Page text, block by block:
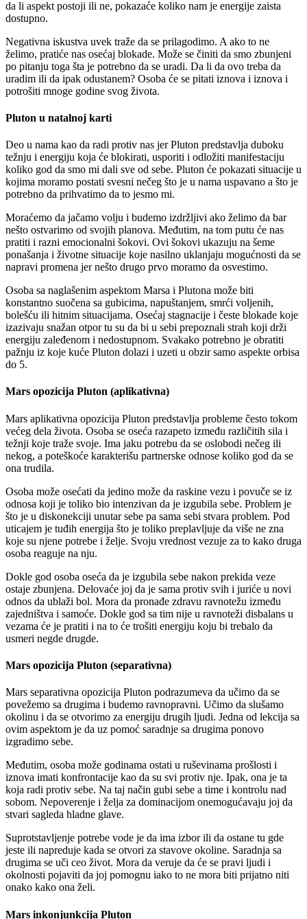
da li aspekt postoji ili ne, pokazaće koliko nam je energije zaista
dostupno.
Negativna iskustva uvek traže da se prilagodimo. A ako to ne
želimo, pratiće nas osećaj blokade. Može se činiti da smo zbunjeni
po pitanju toga šta je potrebno da se uradi. Da li da ovo treba da
uradim ili da ipak odustanem? Osoba će se pitati iznova i iznova i
potrošiti mnoge godine svog života.
Pluton u natalnoj karti
Deo u nama kao da radi protiv nas jer Pluton predstavlja duboku
težnju i energiju koja će blokirati, usporiti i odložiti manifestaciju
koliko god da smo mi dali sve od sebe. Pluton će pokazati situacije u
kojima moramo postati svesni nečeg što je u nama uspavano a što je
potrebno da prihvatimo da to jesmo mi.
Moraćemo da jačamo volju i budemo izdržljivi ako želimo da bar
nešto ostvarimo od svojih planova. Međutim, na tom putu će nas
pratiti i razni emocionalni šokovi. Ovi šokovi ukazuju na šeme
ponašanja i životne situacije koje nasilno uklanjaju mogućnosti da se
napravi promena jer nešto drugo prvo moramo da osvestimo.
Osoba sa naglašenim aspektom Marsa i Plutona može biti
konstantno suočena sa gubicima, napuštanjem, smrći voljenih,
bolešću ili hitnim situacijama. Osećaj stagnacije i česte blokade koje
izazivaju snažan otpor tu su da bi u sebi prepoznali strah koji drži
energiju zaleđenom i nedostupnom. Svakako potrebno je obratiti
pažnju iz koje kuće Pluton dolazi i uzeti u obzir samo aspekte orbisa
do 5.
Mars opozicija Pluton (aplikativna)
Mars aplikativna opozicija Pluton predstavlja probleme često tokom
većeg dela života. Osoba se oseća razapeto između različitih sila i
težnji koje traže svoje. Ima jaku potrebu da se oslobodi nečeg ili
nekog, a poteškoće karakterišu partnerske odnose koliko god da se
ona trudila.
Osoba može osećati da jedino može da raskine vezu i povuče se iz
odnosa koji je toliko bio intenzivan da je izgubila sebe. Problem je
što je u diskonekciji unutar sebe pa sama sebi stvara problem. Pod
uticajem je tuđih energija što je toliko preplavljuje da više ne zna
koje su njene potrebe i želje. Svoju vrednost vezuje za to kako druga
osoba reaguje na nju.
Dokle god osoba oseća da je izgubila sebe nakon prekida veze
ostaje zbunjena. Delovaće joj da je sama protiv svih i juriće u novi
odnos da ublaži bol. Mora da pronađe zdravu ravnotežu između
zajedništva i samoće. Dokle god sa tim nije u ravnoteži disbalans u
vezama će je pratiti i na to će trošiti energiju koju bi trebalo da
usmeri negde drugde.
Mars opozicija Pluton (separativna)
Mars separativna opozicija Pluton podrazumeva da učimo da se
povežemo sa drugima i budemo ravnopravni. Učimo da slušamo
okolinu i da se otvorimo za energiju drugih ljudi. Jedna od lekcija sa
ovim aspektom je da uz pomoć saradnje sa drugima ponovo
izgradimo sebe.
Međutim, osoba može godinama ostati u ruševinama prošlosti i
iznova imati konfrontacije kao da su svi protiv nje. Ipak, ona je ta
koja radi protiv sebe. Na taj način gubi sebe a time i kontrolu nad
sobom. Nepoverenje i želja za dominacijom onemogućavaju joj da
stvari sagleda hladne glave.
Suprotstavljenje potrebe vode je da ima izbor ili da ostane tu gde
jeste ili napreduje kada se otvori za stavove okoline. Saradnja sa
drugima se uči ceo život. Mora da veruje da će se pravi ljudi i
okolnosti pojaviti da joj pomognu iako to ne mora biti prijatno niti
onako kako ona želi.
Mars inkonjunkcija Pluton